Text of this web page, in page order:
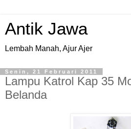
Antik Jawa
Lembah Manah, Ajur Ajer
Senin, 21 Februari 2011
Lampu Katrol Kap 35
Belanda